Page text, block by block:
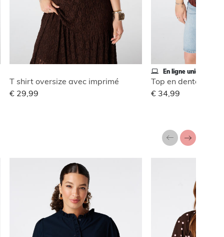
T shirt oversize avec imprimé
€ 29,99
En ligne uniquement
Top en dentelle
€ 34,99